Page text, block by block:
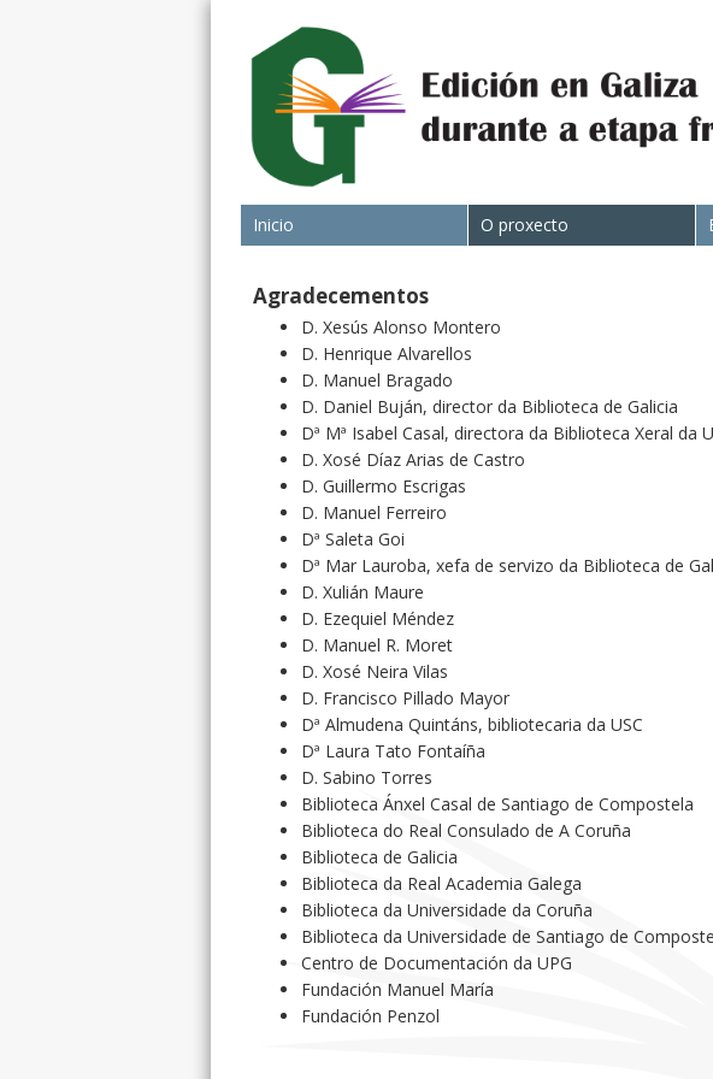
Inicio O proxecto
Agradecementos
D. Xesús Alonso Montero
D. Henrique Alvarellos
D. Manuel Bragado
D. Daniel Buján, director da Biblioteca de Galicia
Dª Mª Isabel Casal, directora da Biblioteca Xeral da
D. Xosé Díaz Arias de Castro
D. Guillermo Escrigas
D. Manuel Ferreiro
Dª Saleta Goi
Dª Mar Lauroba, xefa de servizo da Biblioteca de
D. Xulián Maure
D. Ezequiel Méndez
D. Manuel R. Moret
D. Xosé Neira Vilas
D. Francisco Pillado Mayor
Dª Almudena Quintáns, bibliotecaria da USC
Dª Laura Tato Fontaíña
D. Sabino Torres
Biblioteca Ánxel Casal de Santiago de Compostela
Biblioteca do Real Consulado de A Coruña
Biblioteca de Galicia
Biblioteca da Real Academia Galega
Biblioteca da Universidade da Coruña
Biblioteca da Universidade de Santiago de
Centro de Documentación da UPG
Fundación Manuel María
Fundación Penzol